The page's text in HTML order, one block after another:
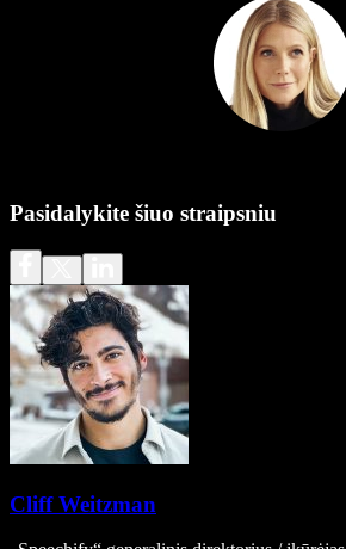
Pasidalykite šiuo straipsniu
Cliff Weitzman